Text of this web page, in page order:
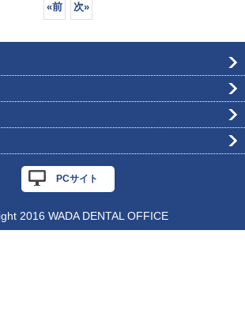
«前 次»
PCサイト
2016 WADA DENTAL OFFICE